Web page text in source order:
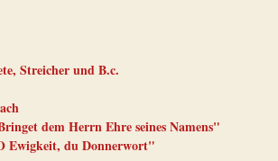
Streicher und B.c.
dem Herrn Ehre seines Namens"
Ewigkeit, du Donnerwort"